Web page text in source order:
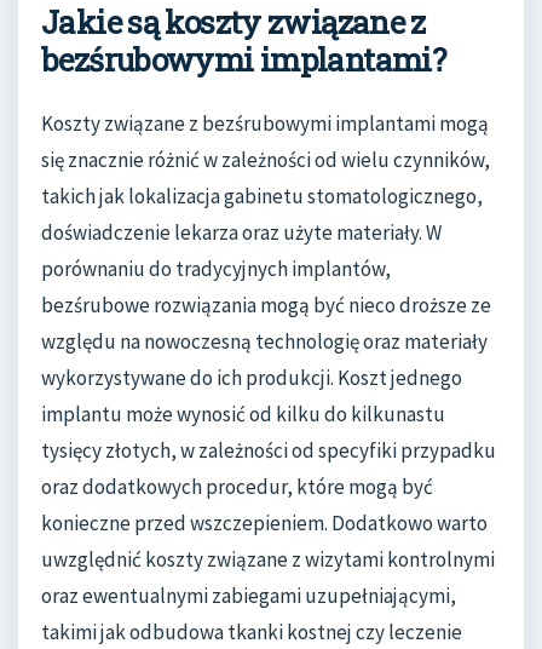
Jakie są koszty związane z
bezśrubowymi implantami?
Koszty związane z bezśrubowymi implantami mogą
się znacznie różnić w zależności od wielu czynników,
takich jak lokalizacja gabinetu stomatologicznego,
doświadczenie lekarza oraz użyte materiały. W
porównaniu do tradycyjnych implantów,
bezśrubowe rozwiązania mogą być nieco droższe ze
względu na nowoczesną technologię oraz materiały
wykorzystywane do ich produkcji. Koszt jednego
implantu może wynosić od kilku do kilkunastu
tysięcy złotych, w zależności od specyfiki przypadku
oraz dodatkowych procedur, które mogą być
konieczne przed wszczepieniem. Dodatkowo warto
uwzględnić koszty związane z wizytami kontrolnymi
oraz ewentualnymi zabiegami uzupełniającymi,
takimi jak odbudowa tkanki kostnej czy leczenie